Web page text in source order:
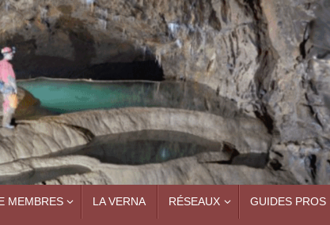
MEMBRES LA VERNA RÉSEAUX GUIDES PROS